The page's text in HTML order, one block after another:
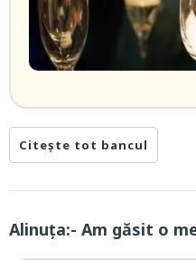
Citește tot bancul
Alinuța:- Am găsit o